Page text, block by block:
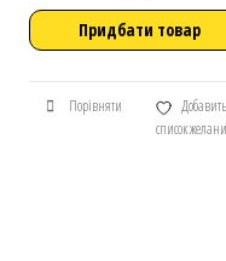
Придбати товар
Порівняти
список